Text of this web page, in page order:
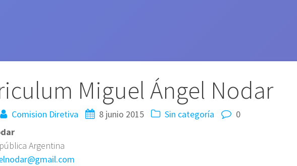
Miguel Ángel Nodar
Comision Diretiva 8 junio 2015 Sin categoría
0
Argentina